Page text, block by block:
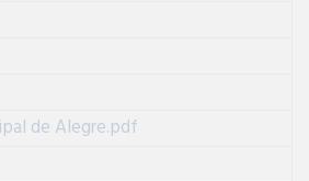
de Alegre.pdf